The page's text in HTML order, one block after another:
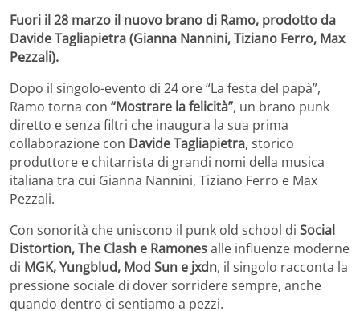
Fuori il 28 marzo il nuovo brano di Ramo, prodotto da
Davide Tagliapietra (Gianna Nannini, Tiziano Ferro, Max
Pezzali).
Dopo il singolo-evento di 24 ore “La festa del papà”,
Ramo torna con “Mostrare la felicità”, un brano punk
diretto e senza filtri che inaugura la sua prima
collaborazione con Davide Tagliapietra, storico
produttore e chitarrista di grandi nomi della musica
italiana tra cui Gianna Nannini, Tiziano Ferro e Max
Pezzali.
Con sonorità che uniscono il punk old school di Social
Distortion, The Clash e Ramonesalle influenze moderne
di MGK, Yungblud, Mod Sun e jxdn, il singolo racconta la
pressione sociale di dover sorridere sempre, anche
quando dentro ci sentiamo a pezzi.